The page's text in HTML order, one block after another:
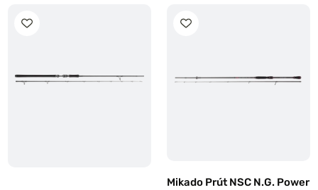
Mikado Prút NSC N.G. Power